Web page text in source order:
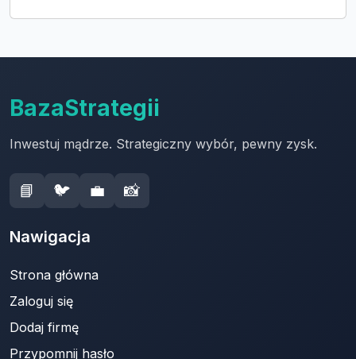
BazaStrategii
Inwestuj mądrze. Strategiczny wybór, pewny zysk.
📘 🐦 💼 📸
Nawigacja
Strona główna
Zaloguj się
Dodaj firmę
Przypomnij hasło